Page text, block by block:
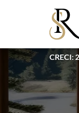
CRECI: